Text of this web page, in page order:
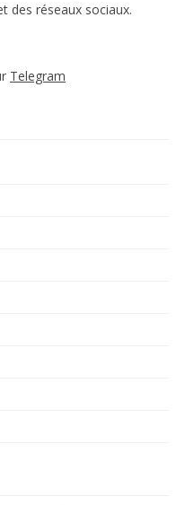
des réseaux sociaux.
Telegram